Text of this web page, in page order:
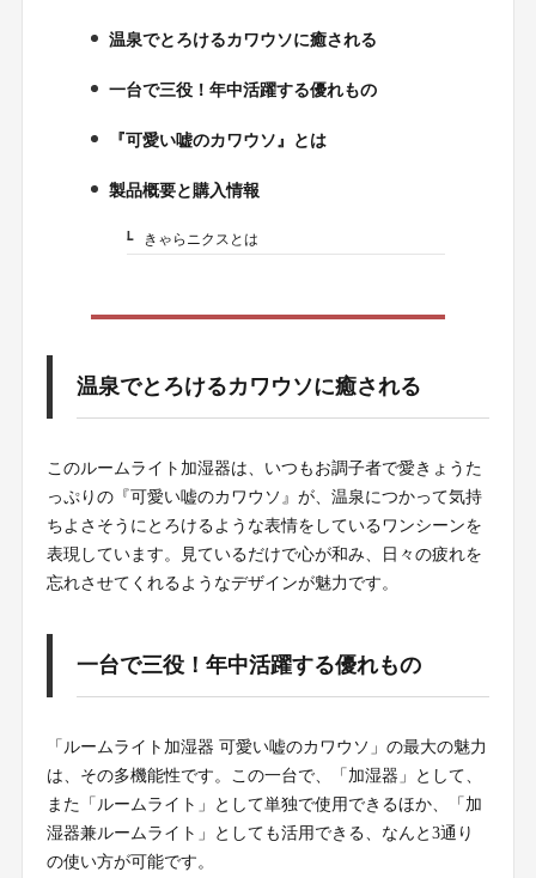
1.
温泉でとろけるカワウソに癒される
一台で三役！年中活躍する優れもの
『可愛い嘘のカワウソ』とは
4.
製品概要と購入情報
4-1.きゃらニクスとは
温泉でとろけるカワウソに癒される
このルームライト加湿器は、いつもお調子者で愛きょうた
っぷりの『可愛い嘘のカワウソ』が、温泉につかって気持
ちよさそうにとろけるような表情をしているワンシーンを
表現しています。見ているだけで心が和み、日々の疲れを
忘れさせてくれるようなデザインが魅力です。
一台で三役！年中活躍する優れもの
「ルームライト加湿器 可愛い嘘のカワウソ」の最大の魅力
は、その多機能性です。この一台で、「加湿器」として、
また「ルームライト」として単独で使用できるほか、「加
湿器兼ルームライト」としても活用できる、なんと3通り
の使い方が可能です。